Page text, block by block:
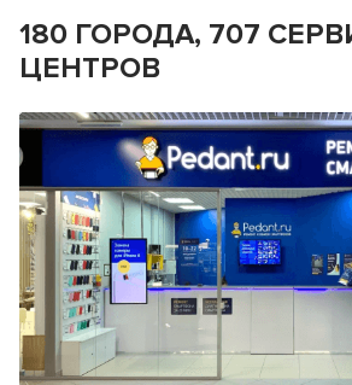
180 ГОРОДА, 707
ЦЕНТРОВ